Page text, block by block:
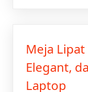
Meja
Elegant,
Laptop